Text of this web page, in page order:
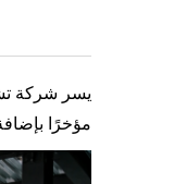
يسر شركة
مؤخرًا